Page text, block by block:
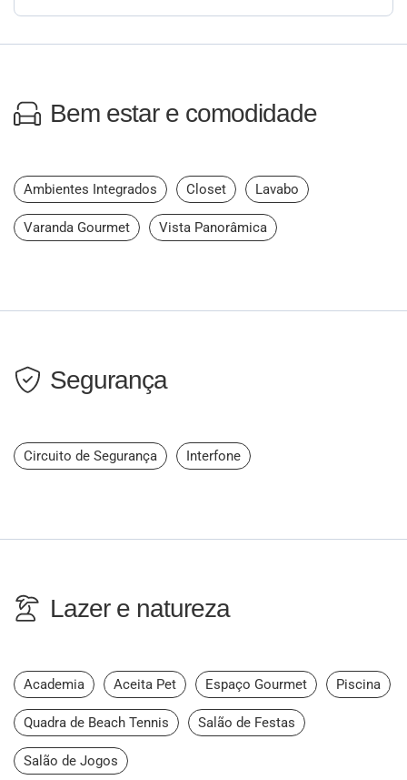
Bem estar e comodidade
Ambientes Integrados Closet Lavabo
Varanda Gourmet Vista Panorâmica
Segurança
Circuito de Segurança Interfone
Lazer e natureza
Academia Aceita Pet Espaço Gourmet Piscina
Quadra de Beach Tennis Salão de Festas
Salão de Jogos